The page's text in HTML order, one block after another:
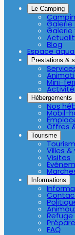
Le Camping
Galerie
Blog
Espace
Prestations &
Mini-
Hébergements
Nos
Mobil-
Offres
Tourisme
Villes &
Visites
Informations
Refuge
FAQ